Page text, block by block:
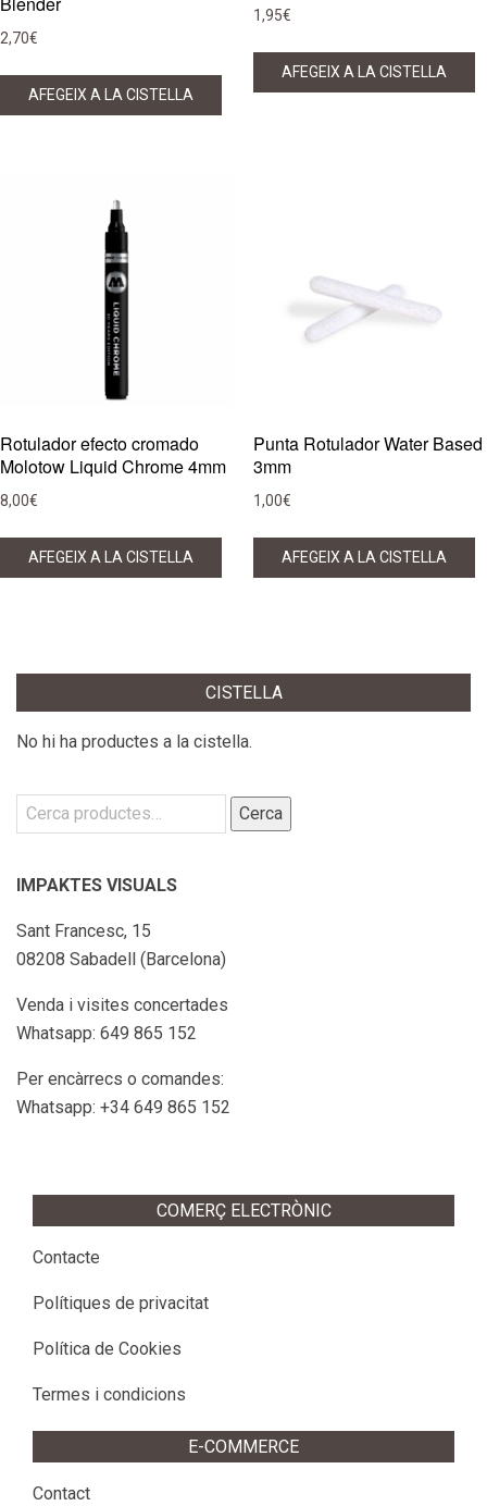
2,70€
AFEGEIX A LA CISTELLA
1,95€
AFEGEIX A LA CISTELLA
Rotulador efecto cromado
Molotow Liquid Chrome 4mm
8,00€
AFEGEIX A LA CISTELLA
Punta Rotulador Water Based
3mm
1,00€
AFEGEIX A LA CISTELLA
CISTELLA
No hi ha productes a la cistella.
Cerca: Cerca
IMPAKTES VISUALS
Sant Francesc, 15
08208 Sabadell (Barcelona)
Venda i visites concertades
Whatsapp: 649 865 152
Per encàrrecs o comandes:
Whatsapp: +34 649 865 152
COMERÇ ELECTRÒNIC
Contacte
Polítiques de privacitat
Política de Cookies
Termes i condicions
E-COMMERCE
Contact